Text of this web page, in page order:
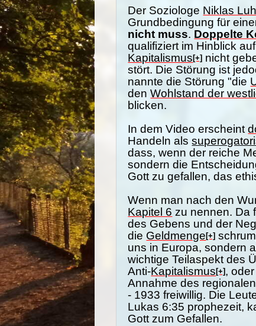
Der Soziologe Niklas
Grundbedingung für
nicht muss. Doppelte
qualifiziert im Hinblick auf
Kapitalismus[+] nicht
stört. Die Störung ist
nannte die Störung "die
denWohlstand der
blicken.
In dem Video erscheint
Handeln als
dass, wenn der reiche
sondern die
Gott zu gefallen, das
Wenn man nach den
Kapitel 6 zu nennen. Da
des Gebens und der
die Geldmenge[+]
uns in Europa, sondern
wichtige Teilaspekt des
Anti-Kapitalismus[+] ,
Annahme des
- 1933 freiwillig. Die
Lukas 6:35 prophezeit,
Gott zum Gefallen.